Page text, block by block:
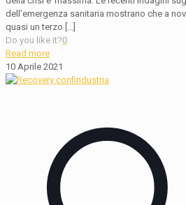
dell’emergenza sanitaria mostrano che a
quasi un terzo […]
Do you like it?0
Read more
10 Aprile 2021